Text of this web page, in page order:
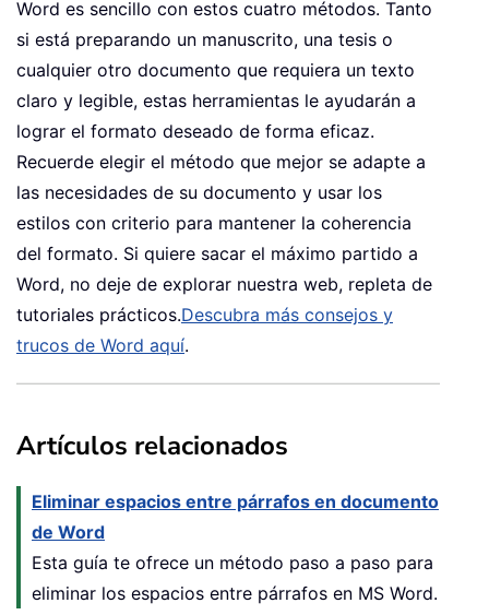
Word es sencillo con estos cuatro métodos. Tanto
si está preparando un manuscrito, una tesis o
cualquier otro documento que requiera un texto
claro y legible, estas herramientas le ayudarán a
lograr el formato deseado de forma eficaz.
Recuerde elegir el método que mejor se adapte a
las necesidades de su documento y usar los
estilos con criterio para mantener la coherencia
del formato. Si quiere sacar el máximo partido a
Word, no deje de explorar nuestra web, repleta de
tutoriales prácticos.Descubra más consejos y
trucos de Word aquí.
Artículos relacionados
Eliminar espacios entre párrafos en documento
de Word
Esta guía te ofrece un método paso a paso para
eliminar los espacios entre párrafos en MS Word.